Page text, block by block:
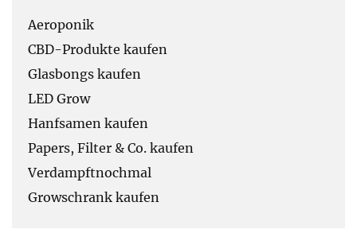
Aeroponik
CBD-Produkte kaufen
Glasbongs kaufen
LED Grow
Hanfsamen kaufen
Papers, Filter & Co. kaufen
Verdampftnochmal
Growschrank kaufen